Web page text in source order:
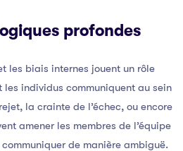
profondes
les biais internes jouent un rôle
individus communiquent au sein
la crainte de l’échec, ou encore
amener les membres de l’équipe
de manière ambiguë.